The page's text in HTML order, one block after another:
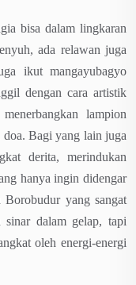
bisa dalam lingkaran
ada relawan juga
ikut mangayubagyo
dengan cara artistik
lampion
doa. Bagi yang lain juga
derita, merindukan
hanya ingin didengar
Borobudur yang sangat
sinar dalam gelap, tapi
oleh energi-energi